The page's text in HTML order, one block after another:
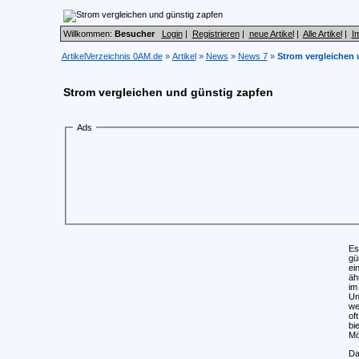
Willkommen: Besucher Login| Registrieren| neue Artikel| Alle Artikel|
ArtikelVerzeichnis 0AM.de» Artikel» News » News 7» Strom vergleichen
Strom vergleichen und günstig zapfen
Ads